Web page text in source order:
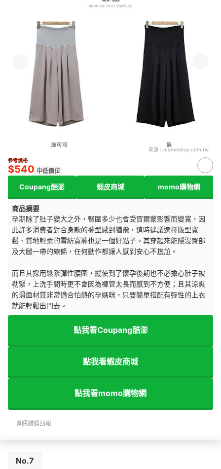
來源： momoshop.com.tw
參考價格
$540 中低價位
Coupang酷澎 蝦皮商城 momo購物網
商品摘要
孕期除了肚子變大之外，臀圍多少也會受賀爾蒙影響而變寬，因
此許多消費者對合身款的褲型感到猶豫，這時建議選擇版型寬
鬆、質地輕柔的雪紡寬褲也是一個好點子。其穿起來能隱沒臀部
及大腿一帶的線條，任何動作都讓人感到安心不尷尬。
而且其採用鬆緊彈性腰圍，縱使到了懷孕後期也不必擔心肚子被
勒緊，上洗手間時更不會因為褲管太長而感到不方便；且其涼爽
的滑面材質非常適合怕熱的孕媽咪，只要簡單搭配有彈性的上衣
就能輕鬆出門去。
點我看Coupang酷澎
點我看蝦皮商城
點我看momo購物網
資訊錯誤回報
No.7